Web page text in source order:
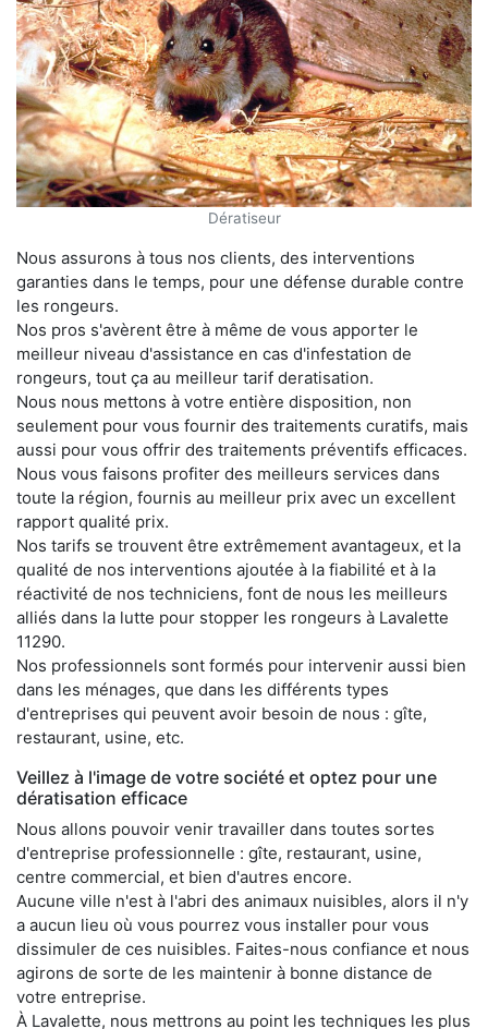
Dératiseur
Nous assurons à tous nos clients, des interventions
garanties dans le temps, pour une défense durable contre
les rongeurs.
Nos pros s'avèrent être à même de vous apporter le
meilleur niveau d'assistance en cas d'infestation de
rongeurs, tout ça au meilleur tarif deratisation.
Nous nous mettons à votre entière disposition, non
seulement pour vous fournir des traitements curatifs, mais
aussi pour vous offrir des traitements préventifs efficaces.
Nous vous faisons profiter des meilleurs services dans
toute la région, fournis au meilleur prix avec un excellent
rapport qualité prix.
Nos tarifs se trouvent être extrêmement avantageux, et la
qualité de nos interventions ajoutée à la fiabilité et à la
réactivité de nos techniciens, font de nous les meilleurs
alliés dans la lutte pour stopper les rongeurs à Lavalette
11290.
Nos professionnels sont formés pour intervenir aussi bien
dans les ménages, que dans les différents types
d'entreprises qui peuvent avoir besoin de nous : gîte,
restaurant, usine, etc.
Veillez à l'image de votre société et optez pour une
dératisation efficace
Nous allons pouvoir venir travailler dans toutes sortes
d'entreprise professionnelle : gîte, restaurant, usine,
centre commercial, et bien d'autres encore.
Aucune ville n'est à l'abri des animaux nuisibles, alors il n'y
a aucun lieu où vous pourrez vous installer pour vous
dissimuler de ces nuisibles. Faites-nous confiance et nous
agirons de sorte de les maintenir à bonne distance de
votre entreprise.
À Lavalette, nous mettrons au point les techniques les plus